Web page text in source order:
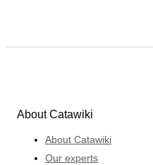
About Catawiki
About Catawiki
Our experts